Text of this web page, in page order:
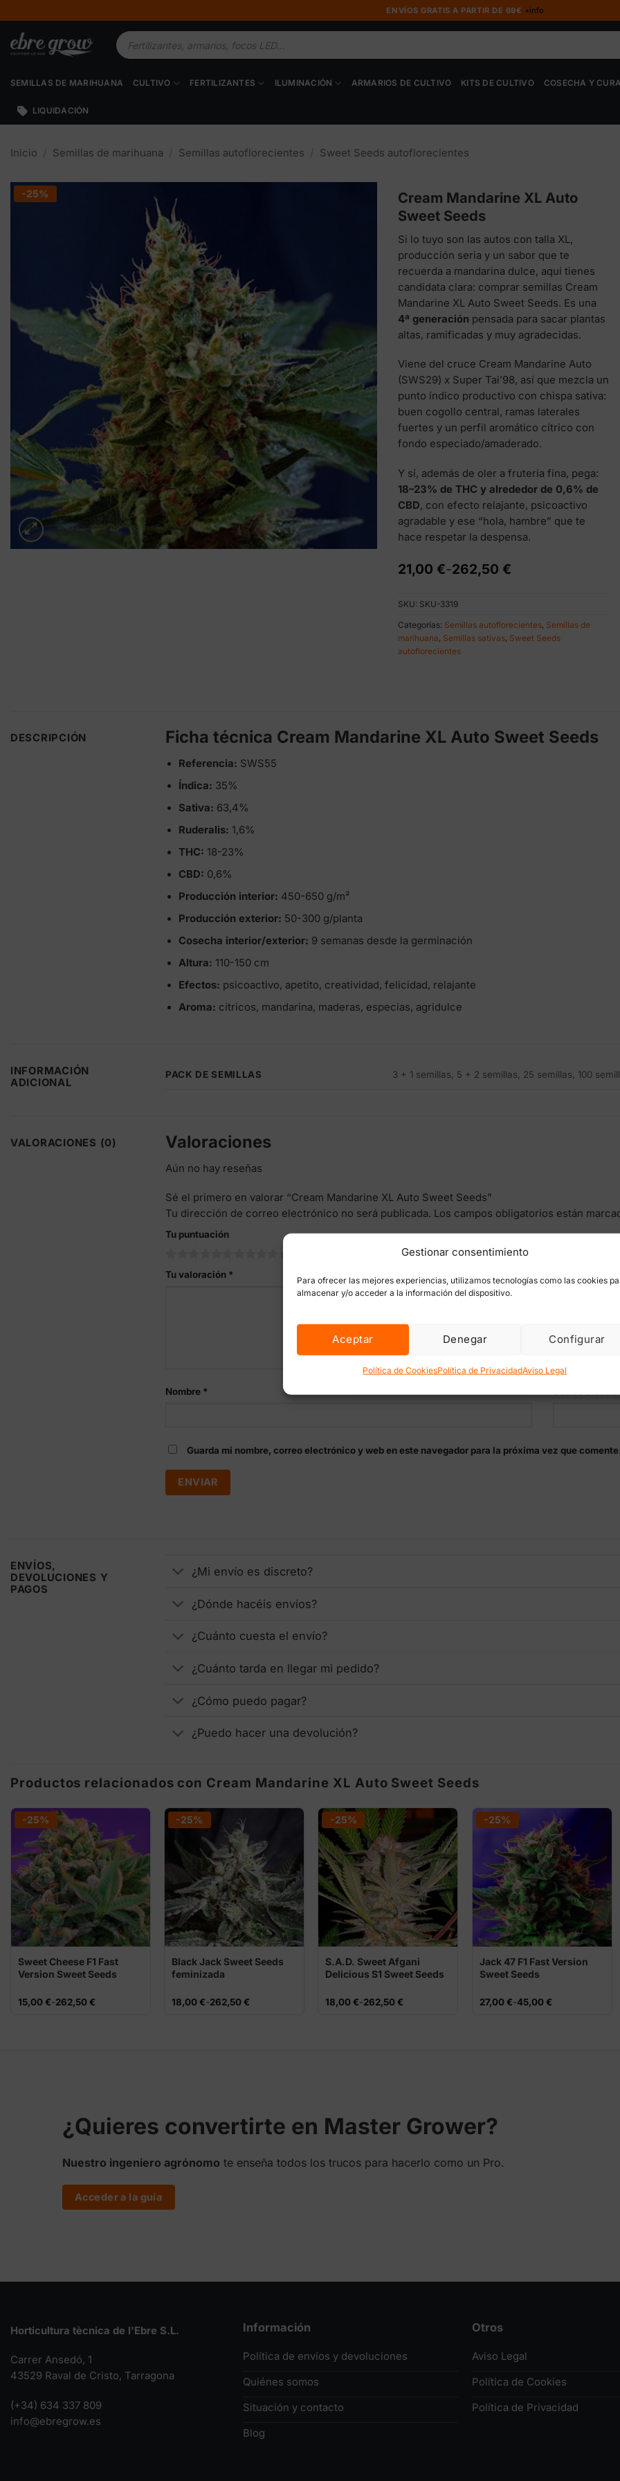
Gestionar consentimiento
Para ofrecer las mejores experiencias, utilizamos tecnologías como las cookies
almacenar y/o acceder a la información del dispositivo.
Aceptar Denegar Configurar
Política de CookiesPolítica de PrivacidadAviso Legal
al
contenido
ENVÍOS GRATIS A PARTIR DE 69€ +info
Búsqueda
de
productos
SEMILLAS DE MARIHUANA CULTIVO FERTILIZANTES ILUMINACIÓN ARMARIOS DE CULTIVO KITS DE CULTIVO COSECHA Y
LIQUIDACIÓN
Inicio Semillas de marihuana Semillas autoflorecientes Sweet Seeds autoflorecientes
-25%
Cream Mandarine XL Auto
Sweet Seeds
Si lo tuyo son las autos con talla XL,
producción seria y un sabor que te
recuerda a mandarina dulce, aquí tienes
candidata clara: comprar semillas Cream
Mandarine XL Auto Sweet Seeds. Es una
4ª generación pensada para sacar plantas
altas, ramificadas y muy agradecidas.
Viene del cruce Cream Mandarine Auto
(SWS29) x Super Tai’98, así que mezcla un
punto índico productivo con chispa sativa:
buen cogollo central, ramas laterales
fuertes y un perfil aromático cítrico con
fondo especiado/amaderado.
Y sí, además de oler a frutería fina, pega:
18–23% de THC y alrededor de 0,6% de
CBD, con efecto relajante, psicoactivo
agradable y ese “hola, hambre” que te
hace respetar la despensa.
21,00 €-262,50 €
Rango
de
desde
21,00 €
hasta
262,50 €
SKU: SKU-3319
Categorías: Semillas autoflorecientes, Semillas de
marihuana, Semillas sativas, Sweet Seeds
autoflorecientes
DESCRIPCIÓN Ficha técnica Cream Mandarine XL Auto Sweet Seeds
Referencia: SWS55
Índica: 35%
Sativa: 63,4%
Ruderalis: 1,6%
THC: 18-23%
CBD: 0,6%
Producción interior: 450-650 g/m²
Producción exterior: 50-300 g/planta
Cosecha interior/exterior: 9 semanas desde la germinación
Altura: 110-150 cm
Efectos: psicoactivo, apetito, creatividad, felicidad, relajante
Aroma: cítricos, mandarina, maderas, especias, agridulce
INFORMACIÓN
ADICIONAL
PACK DE SEMILLAS 3 + 1 semillas, 5 + 2 semillas, 25 semillas, 100
VALORACIONES (0) Valoraciones
Aún no hay reseñas
Sé el primero en valorar “Cream Mandarine XL Auto Sweet Seeds”
Tu dirección de correo electrónico no será publicada. Los campos obligatorios están
Tu puntuación
Tu valoración *
Nombre *
Guarda mi nombre, correo electrónico y web en este navegador para la próxima vez que comente.
ENVÍOS,
DEVOLUCIONES Y
PAGOS
¿Mi envío es discreto?
¿Dónde hacéis envíos?
¿Cuánto cuesta el envío?
¿Cuánto tarda en llegar mi pedido?
¿Cómo puedo pagar?
¿Puedo hacer una devolución?
Productos relacionados con Cream Mandarine XL Auto Sweet Seeds
-25%
Sweet Cheese F1 Fast
Version Sweet Seeds
15,00€-262,50€
Rango
-25%
Black Jack Sweet Seeds
feminizada
18,00€-262,50€
Rango
-25%
S.A.D. Sweet Afgani
Delicious S1 Sweet Seeds
18,00€-262,50€
Rango
-25%
Jack 47 F1 Fast Version
Sweet Seeds
27,00€-45,00€
Rango
¿Quieres convertirte en Master Grower?
Nuestro ingeniero agrónomo te enseña todos los trucos para hacerlo como un Pro.
Acceder a la guía
Horticultura tècnica de l'Ebre S.L.
Carrer Ansedó, 1
43529 Raval de Cristo, Tarragona
(+34) 634 337 809
info@ebregrow.es
Información
Política de envíos y devoluciones
Quiénes somos
Situación y contacto
Blog
Otros
Aviso Legal
Política de Cookies
Política de Privacidad